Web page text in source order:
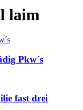
laim
Pkw´s
fast drei